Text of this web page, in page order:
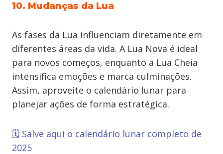
10. Mudanças da Lua
As fases da Lua influenciam diretamente em
diferentes áreas da vida. A Lua Nova é ideal
para novos começos, enquanto a Lua Cheia
intensifica emoções e marca culminações.
Assim, aproveite o calendário lunar para
planejar ações de forma estratégica.
🗓️ Salve aqui o calendário lunar completo de
2025